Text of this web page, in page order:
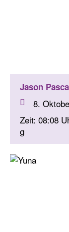
Jason
8.
Zeit: 08:08
g